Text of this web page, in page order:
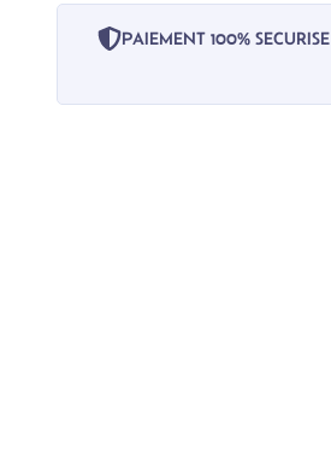
PAIEMENT 100% SECURISE